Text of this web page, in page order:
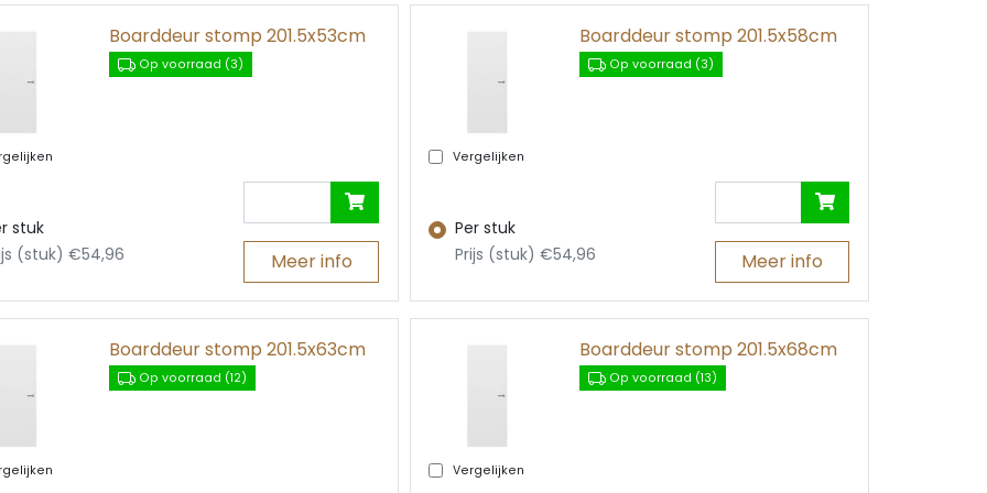
platen
Luxe buitendeuren
Boarddeuren volspaanvulling
Luxe binnendeuren
Lockblocken
Zoldertrappen
Metselprofiel
logistiek ›
Ophangband
Waarschuwingsband
Fitterstape
Boarddeur stomp 201.5x53cm
Op voorraad (3)
stuk
(stuk) €54,96
Meer info
Vergelijken
Boarddeur stomp 201.5x58cm
Op voorraad (3)
Per stuk
Prijs (stuk) €54,96
Meer info
Boarddeur stomp 201.5x63cm
Op voorraad (12)
Vergelijken
Boarddeur stomp 201.5x68cm
Op voorraad (13)